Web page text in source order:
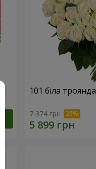
101 біла троянда
7 374 грн